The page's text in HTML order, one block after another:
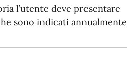
l’utente deve presentare
sono indicati annualmente